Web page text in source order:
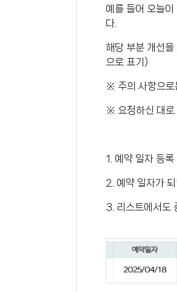
예를 들어 오늘
다.
해당 부분 개선
으로 표기)
※ 주의 사항으
※ 요청하신 대로
1. 예약 일자 등
2. 예약 일자가
3. 리스트에서도